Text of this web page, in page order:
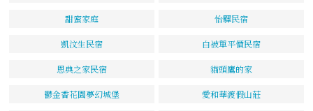
甜蜜家庭 怡驛民宿
凱汶生民宿 白被單平價民宿
恩典之家民宿 貓頭鷹的家
鬱金香花園夢幻城堡 愛和華渡假山莊